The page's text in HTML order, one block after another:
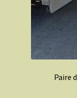
Paire